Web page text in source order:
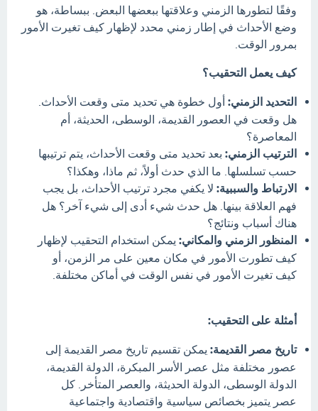
وفقًا لتطورها الزمني وعلاقتها ببعضها البعض. ببساطة، هو
وضع الأحداث في إطار زمني محدد لإظهار كيف تغيرت الأمور
بمرور الوقت.
كيف يعمل التحقيب؟
التحديد الزمني: أول خطوة هي تحديد متى وقعت الأحداث.
هل وقعت في العصور القديمة، الوسطى، الحديثة، أم
المعاصرة؟
الترتيب الزمني: بعد تحديد متى وقعت الأحداث، يتم ترتيبها
حسب تسلسلها. ما الذي حدث أولاً، ثم ماذا، وهكذا؟
الارتباط والسببية: لا يكفي مجرد ترتيب الأحداث، بل يجب
فهم العلاقة بينها. هل حدث شيء أدى إلى شيء آخر؟ هل
هناك أسباب ونتائج؟
المنظور الزمني والمكاني: يمكن استخدام التحقيب لإظهار
كيف تطورت الأمور في مكان معين على مر الزمن، أو
كيف تغيرت الأمور في نفس الوقت في أماكن مختلفة.
أمثلة على التحقيب:
تاريخ مصر القديمة: يمكن تقسيم تاريخ مصر القديمة إلى
عصور مختلفة مثل عصر الأسر المبكرة، الدولة القديمة،
الدولة الوسطى، الدولة الحديثة، والعصر المتأخر. كل
عصر يتميز بخصائص سياسية واقتصادية واجتماعية